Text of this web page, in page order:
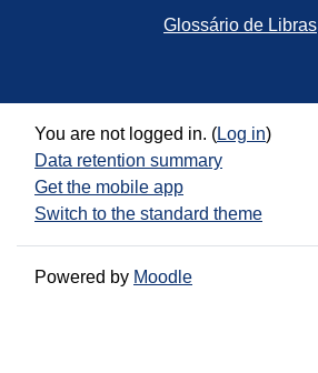
Glossário de Libras
You are not logged in. (Log in)
Data retention summary
Get the mobile app
Switch to the standard theme
Powered by Moodle